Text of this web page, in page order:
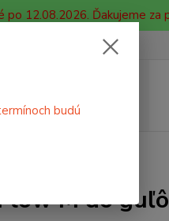
12.08.2026. Ďakujeme za
od 9:00 hod. - 16:00 hod.
M do guľôčkového pera
M do
budú